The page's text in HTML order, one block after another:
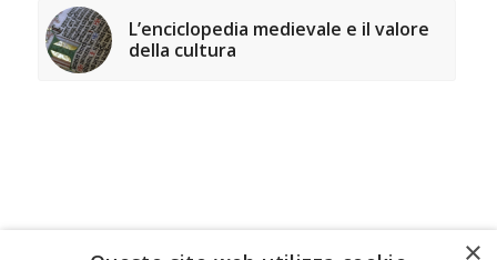
L’enciclopedia medievale e il valore
della cultura
×